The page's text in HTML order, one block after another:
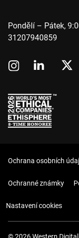
Pondělí – Pátek,
31207940859
Ochrana osobních
Ochranné známky
Nastavení cookies